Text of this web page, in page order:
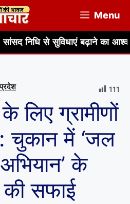
Menu
सुविधाएं बढ़ाने का आश्वासन हर
111
लिए ग्रामीणों
चुकान में ‘जल
के
सफाई